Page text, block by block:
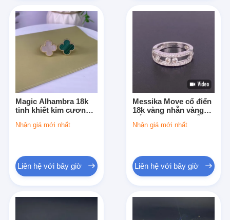
Magic Alhambra 18k
tinh khiết kim cương
cương thời trang
Nhận giá mới nhất
Liên hệ với bây giờ
Messika Move cổ điển
18k vàng nhẫn vàng
cưới với kim cương
Nhận giá mới nhất
Liên hệ với bây giờ